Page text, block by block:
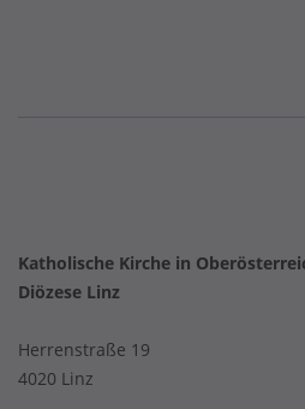
Katholische Kirche in
Diözese Linz
Herrenstraße 19
4020 Linz